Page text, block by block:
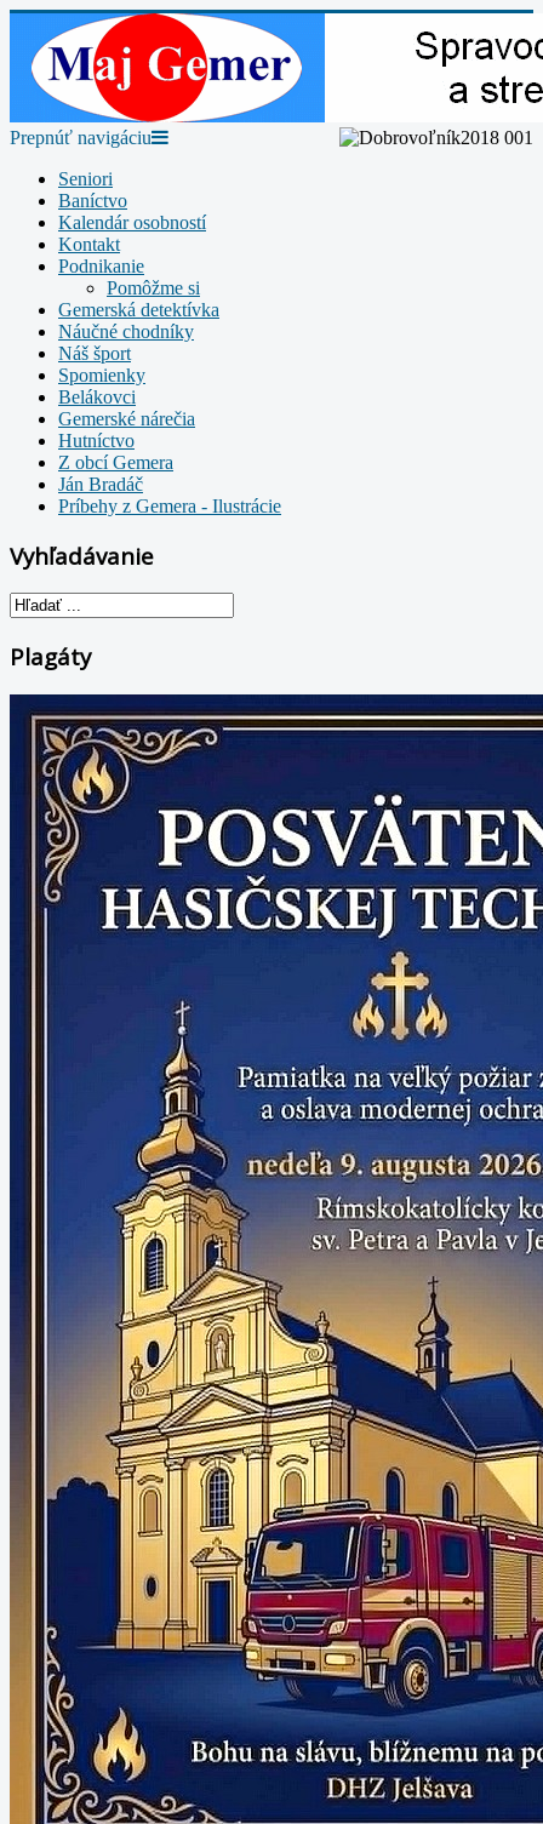
Prepnúť navigáciu
Seniori
Baníctvo
Kalendár osobností
Kontakt
Podnikanie
Pomôžme si
Gemerská detektívka
Náučné chodníky
Náš šport
Spomienky
Belákovci
Gemerské nárečia
Hutníctvo
Z obcí Gemera
Ján Bradáč
Príbehy z Gemera - Ilustrácie
Vyhľadávanie
Plagáty